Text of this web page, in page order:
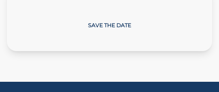
SAVE THE DATE